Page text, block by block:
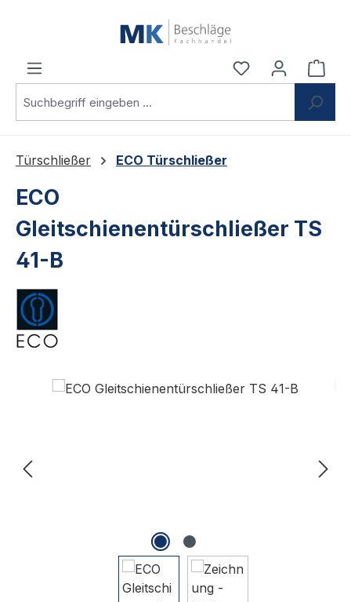
Du hast 0
Türschließer ECO Türschließer
ECO
Gleitschienentürschließer TS
41-B